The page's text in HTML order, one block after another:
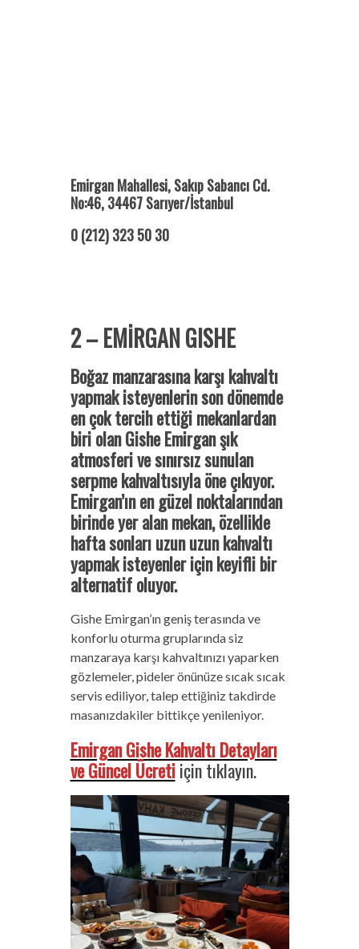
Emirgan Mahallesi, Sakıp Sabancı Cd.
No:46, 34467 Sarıyer/İstanbul
0 (212) 323 50 30
2 – EMİRGAN GISHE
Boğaz manzarasına karşı kahvaltı
yapmak isteyenlerin son dönemde
en çok tercih ettiği mekanlardan
biri olan Gishe Emirgan şık
atmosferi ve sınırsız sunulan
serpme kahvaltısıyla öne çıkıyor.
Emirgan’ın en güzel noktalarından
birinde yer alan mekan, özellikle
hafta sonları uzun uzun kahvaltı
yapmak isteyenler için keyifli bir
alternatif oluyor.
Gishe Emirgan’ın geniş terasında ve
konforlu oturma gruplarında siz
manzaraya karşı kahvaltınızı yaparken
gözlemeler, pideler önünüze sıcak sıcak
servis ediliyor, talep ettiğiniz takdirde
masanızdakiler bittikçe yenileniyor.
Emirgan Gishe Kahvaltı Detayları
ve Güncel Ücretiiçin tıklayın.